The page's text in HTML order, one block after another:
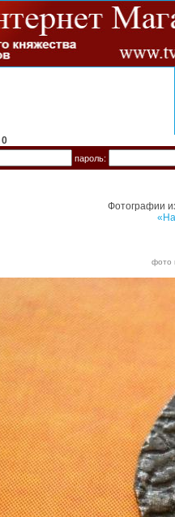
0
пароль:
Фотографии
фото